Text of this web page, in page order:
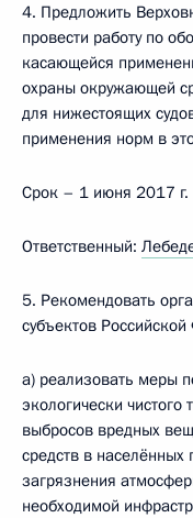
4. Предложить
провести работу по
касающейся
охраны окружающей
для нижестоящих
применения норм в
Срок – 1 июня 2017 г.
Ответственный:
5. Рекомендовать
субъектов
а) реализовать меры
экологически
выбросов вредных
средств в населённых
загрязнения
необходимой